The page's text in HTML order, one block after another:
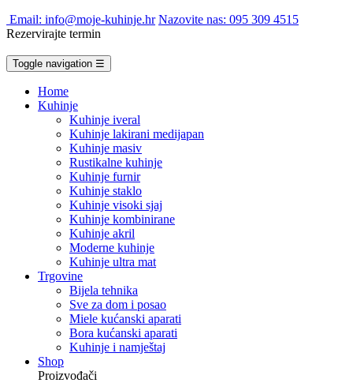
Email: info@moje-kuhinje.hr Nazovite nas: 095 309 4515
Rezervirajte termin
Toggle navigation ☰
Home
Kuhinje
Kuhinje iveral
Kuhinje lakirani medijapan
Kuhinje masiv
Rustikalne kuhinje
Kuhinje furnir
Kuhinje staklo
Kuhinje visoki sjaj
Kuhinje kombinirane
Kuhinje akril
Moderne kuhinje
Kuhinje ultra mat
Trgovine
Bijela tehnika
Sve za dom i posao
Miele kućanski aparati
Bora kućanski aparati
Kuhinje i namještaj
Shop
Proizvođači